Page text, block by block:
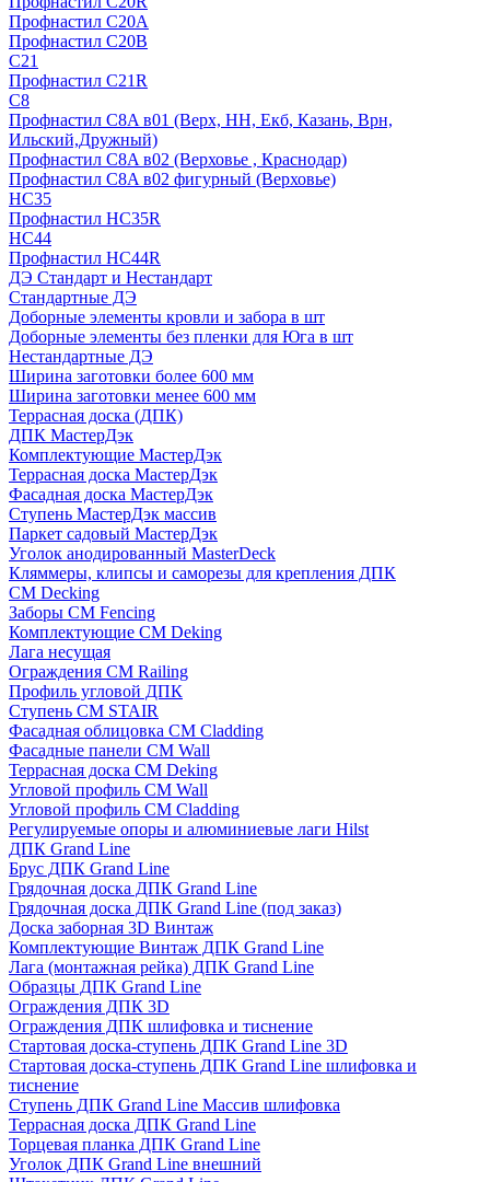
Профнастил С20А
Профнастил С20В
C21
Профнастил С21R
C8
Профнастил С8A в01 (Верх, НН, Екб, Казань, Врн,
Ильский,Дружный)
Профнастил С8A в02 (Верховье , Краснодар)
Профнастил С8A в02 фигурный (Верховье)
HС35
Профнастил HC35R
НС44
Профнастил НС44R
ДЭ Стандарт и Нестандарт
Стандартные ДЭ
Доборные элементы кровли и забора в шт
Доборные элементы без пленки для Юга в шт
Нестандартные ДЭ
Ширина заготовки более 600 мм
Ширина заготовки менее 600 мм
Террасная доска (ДПК)
ДПК МастерДэк
Комплектующие МастерДэк
Террасная доска МастерДэк
Фасадная доска МастерДэк
Ступень МастерДэк массив
Паркет садовый МастерДэк
Уголок анодированный MasterDeck
Кляммеры, клипсы и саморезы для крепления ДПК
CM Decking
Заборы CM Fencing
Комплектующие CM Deking
Лага несущая
Ограждения CM Railing
Профиль угловой ДПК
Ступень CM STAIR
Фасадная облицовка CM Cladding
Фасадные панели CM Wall
Террасная доска CM Deking
Угловой профиль CM Wall
Угловой профиль CM Cladding
Регулируемые опоры и алюминиевые лаги Hilst
ДПК Grand Line
Брус ДПК Grand Line
Грядочная доска ДПК Grand Line
Грядочная доска ДПК Grand Line (под заказ)
Доска заборная 3D Винтаж
Комплектующие Винтаж ДПК Grand Line
Лага (монтажная рейка) ДПК Grand Line
Образцы ДПК Grand Line
Ограждения ДПК 3D
Ограждения ДПК шлифовка и тиснение
Стартовая доска-ступень ДПК Grand Line 3D
Стартовая доска-ступень ДПК Grand Line шлифовка и
тиснение
Ступень ДПК Grand Line Массив шлифовка
Террасная доска ДПК Grand Line
Торцевая планка ДПК Grand Line
Уголок ДПК Grand Line внешний